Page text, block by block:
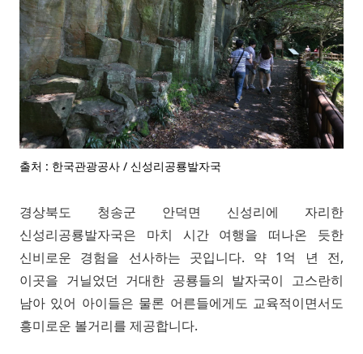
출처 : 한국관광공사 / 신성리공룡발자국
경상북도 청송군 안덕면 신성리에 자리한
신성리공룡발자국은 마치 시간 여행을 떠나온 듯한
신비로운 경험을 선사하는 곳입니다. 약 1억 년 전,
이곳을 거닐었던 거대한 공룡들의 발자국이 고스란히
남아 있어 아이들은 물론 어른들에게도 교육적이면서도
흥미로운 볼거리를 제공합니다.